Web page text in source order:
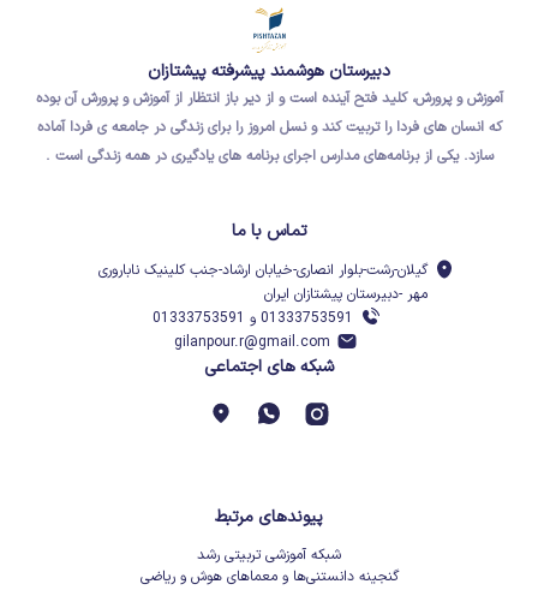
دبیرستان هوشمند پیشرفته پیشتازان
آموزش و پرورش، کلید فتح آینده است و از دیر باز انتظار از آموزش و پرورش آن بوده
کهانسان های فردا را تربیت کند و نسل امروز را برایزندگی در جامعه ی فردا آماده
سازد. یکی از برنامه‌های مدارس اجرای برنامه های یادگیری در همه زندگی است .
تماس با ما
گیلان-رشت-بلوار انصاری-خیابان ارشاد-جنب کلینیک ناباروری
مهر -دبیرستان پیشتازان ایران
01333753591 و 01333753591
gilanpour.r@gmail.com
شبکه های اجتماعی
پیوندهای مرتبط
شبکه آموزشی تربیتی رشد
گنجینه دانستنی‌ها و معماهای هوش و ریاضی